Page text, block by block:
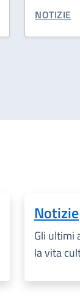
NOTIZIE
Notizie
Gli ultimi
la vita